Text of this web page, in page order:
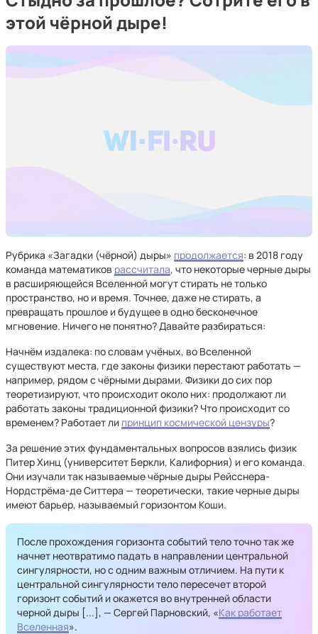
этой чёрной дыре!
Рубрика «Загадки (чёрной) дыры» продолжается: в 2018 году
команда математиков рассчитала, что некоторые черные дыры
в расширяющейся Вселенной могут стирать не только
пространство, но и время. Точнее, даже не стирать, а
превращать прошлое и будущее в одно бесконечное
мгновение. Ничего не понятно? Давайте разбираться:
Начнём издалека: по словам учёных, во Вселенной
существуют места, где законы физики перестают работать —
например, рядом с чёрными дырами. Физики до сих пор
теоретизируют, что происходит около них: продолжают ли
работать законы традиционной физики? Что происходит со
временем? Работает ли принцип космической цензуры?
За решение этих фундаментальных вопросов взялись физик
Питер Хинц (университет Беркли, Калифорния) и его команда.
Они изучали так называемые чёрные дыры Рейсснера-
Нордстрёма-де Ситтера — теоретически, такие черные дыры
имеют барьер, называемый горизонтом Коши.
После прохождения горизонта событий тело точно так же
начнет неотвратимо падать в направлении центральной
сингулярности, но с одним важным отличием. На пути к
центральной сингулярности тело пересечет второй
горизонт событий и окажется во внутренней области
черной дыры [...], — Сергей Парновский, «Как работает
Вселенная».